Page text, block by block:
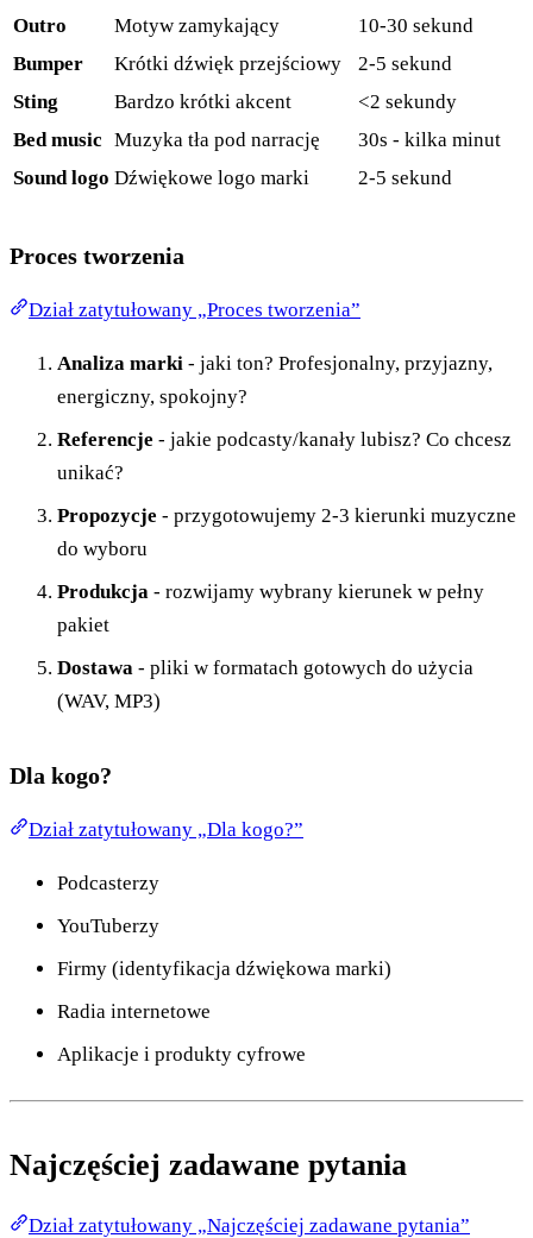
Outro
Motyw zamykający
10-30 sekund
Bumper
Krótki dźwięk przejściowy
2-5 sekund
Sting
Bardzo krótki akcent
<2 sekundy
Bed music Muzyka tła pod narrację
30s - kilka minut
Sound logo Dźwiękowe logo marki 2-5 sekund
Proces tworzenia
Dział zatytułowany „Proces tworzenia”
Analiza marki - jaki ton? Profesjonalny, przyjazny,
energiczny, spokojny?
Referencje - jakie podcasty/kanały lubisz? Co chcesz
unikać?
Propozycje - przygotowujemy 2-3 kierunki muzyczne
do wyboru
Produkcja - rozwijamy wybrany kierunek w pełny
pakiet
Dostawa - pliki w formatach gotowych do użycia
(WAV, MP3)
Dla kogo?
Dział zatytułowany „Dla kogo?”
Podcasterzy
YouTuberzy
Firmy (identyfikacja dźwiękowa marki)
Radia internetowe
Aplikacje i produkty cyfrowe
Najczęściej zadawane pytania
Dział zatytułowany „Najczęściej zadawane pytania”